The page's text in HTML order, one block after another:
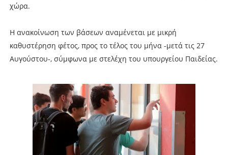
χώρα.
Η ανακοίνωση των βάσεων αναμένεται με μικρή
καθυστέρηση φέτος, προς το τέλος του μήνα -μετά τις 27
Αυγούστου-, σύμφωνα με στελέχη του υπουργείου Παιδείας.